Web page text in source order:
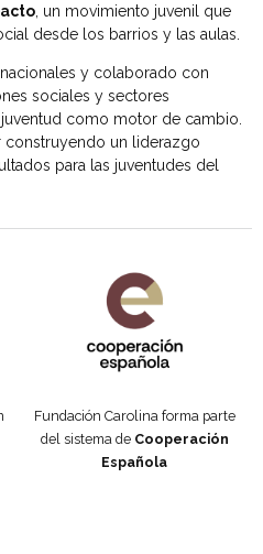
, un movimiento juvenil que
desde los barrios y las aulas.
y colaborado con
sociales y sectores
como motor de cambio.
construyendo un liderazgo
para las juventudes del
Fundación Carolina forma parte
del sistema de Cooperación
Española